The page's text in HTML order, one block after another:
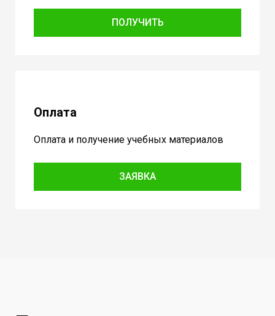
ПОЛУЧИТЬ
Оплата
Оплата и получение учебных материалов
ЗАЯВКА